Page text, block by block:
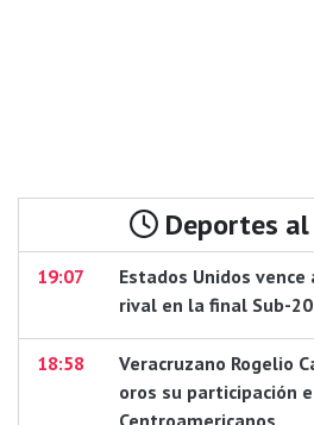
Deportes
19:07
Estados Unidos vence
rival en la final Sub-20
18:58
Veracruzano Rogelio
oros su participación